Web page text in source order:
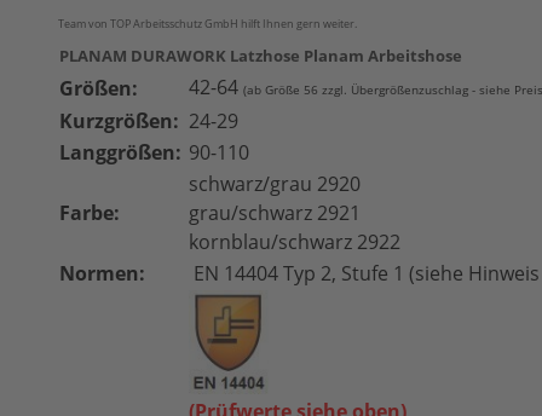
Team von TOP Arbeitsschutz GmbH hilft Ihnen gern weiter.
PLANAM DURAWORK Latzhose Planam Arbeitshose
Größen: 42-64 (ab Größe 56 zzgl. Übergrößenzuschlag - siehe
Kurzgrößen: 24-29
Langgrößen: 90-110
Farbe:
schwarz/grau 2920
grau/schwarz 2921
kornblau/schwarz 2922
Normen:
EN 14404 Typ 2, Stufe 1 (siehe